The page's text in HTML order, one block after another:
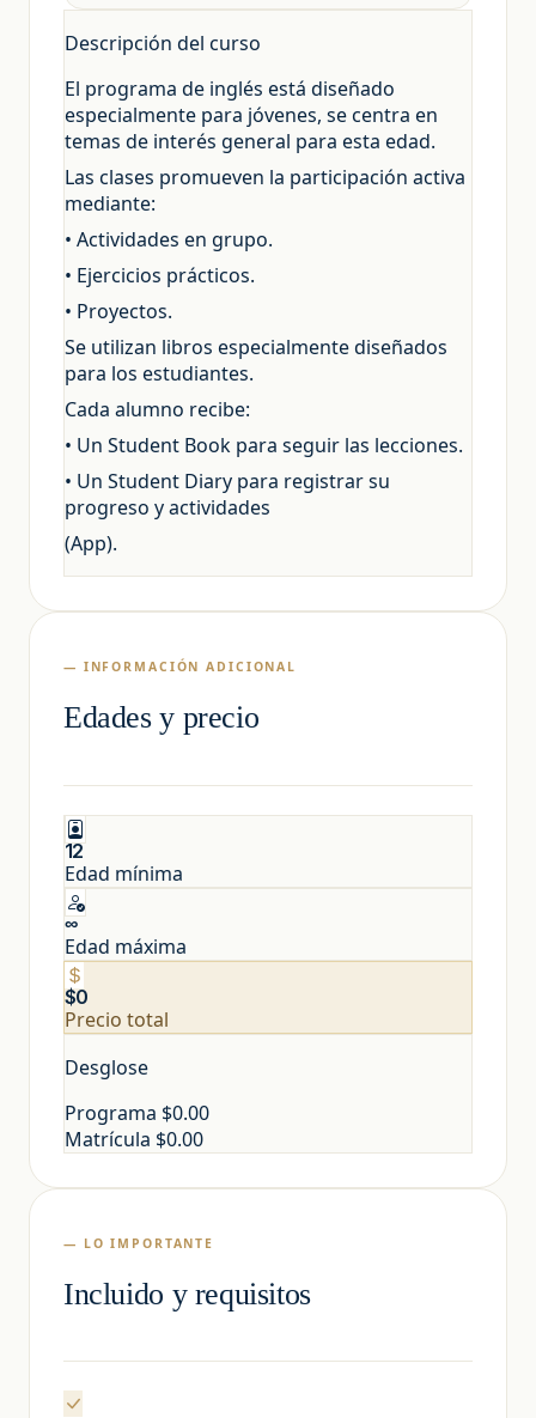
Descripción del curso
El programa de inglés está diseñado
especialmente para jóvenes, se centra en
temas de interés general para esta edad.
Las clases promueven la participación activa
mediante:
• Actividades en grupo.
• Ejercicios prácticos.
• Proyectos.
Se utilizan libros especialmente diseñados
para los estudiantes.
Cada alumno recibe:
• Un Student Book para seguir las lecciones.
• Un Student Diary para registrar su
progreso y actividades
(App).
— INFORMACIÓN ADICIONAL
Edades y precio
12
Edad mínima
∞
Edad máxima
$0
Precio total
Desglose
Programa $0.00
Matrícula $0.00
— LO IMPORTANTE
Incluido y requisitos